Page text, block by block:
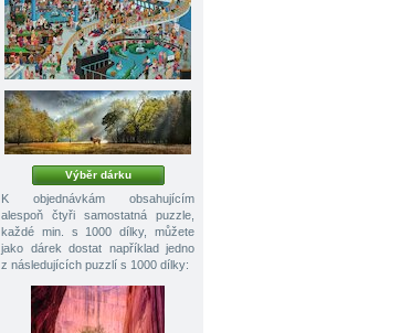
Výběr dárku
K objednávkám obsahujícím
alespoň čtyři samostatná puzzle,
každé min. s 1000 dílky, můžete
jako dárek dostat například jedno
z následujících puzzlí s 1000 dílky: